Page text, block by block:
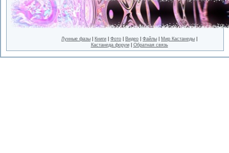
Лунные фазы Книги Фото Видео Файлы Мир Кастанеды
Кастанеда форум| Обратная связь